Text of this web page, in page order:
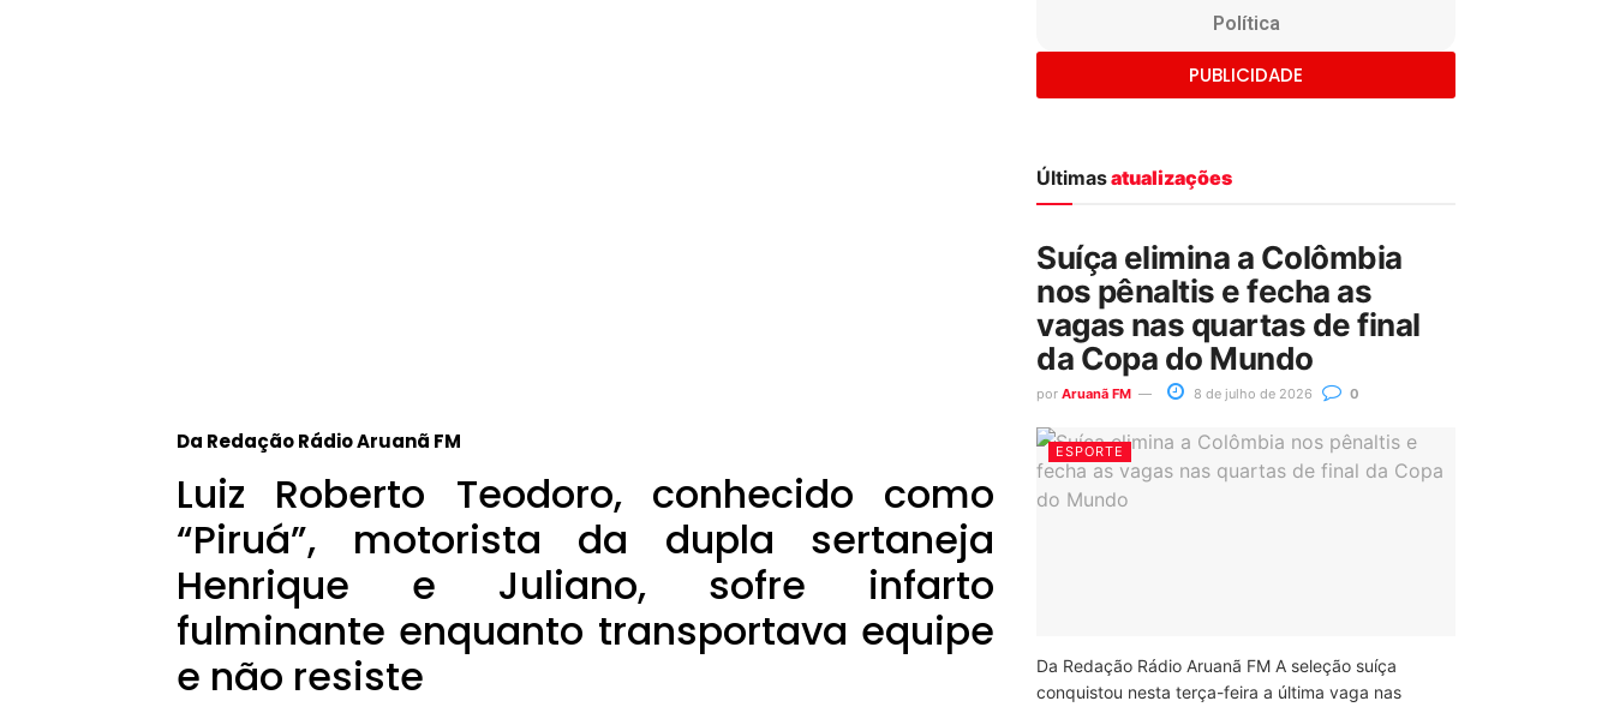
Da Redação Rádio Aruanã FM
Luiz Roberto Teodoro, conhecido como
“Piruá”, motorista da dupla sertaneja
Henrique e Juliano, sofre infarto
fulminante enquanto transportava equipe
e não resiste
Política
PUBLICIDADE
Últimasatualizações
Suíça elimina a Colômbia
nos pênaltis e fecha as
vagas nas quartas de final
da Copa do Mundo
por Aruanã FM 8 de julho de 2026 0
ESPORTE
Da Redação Rádio Aruanã FM A seleção suíça
conquistou nesta terça-feira a última vaga nas